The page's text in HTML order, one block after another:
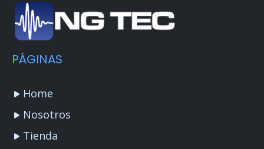
PÁGINAS
Home
Nosotros
Tienda